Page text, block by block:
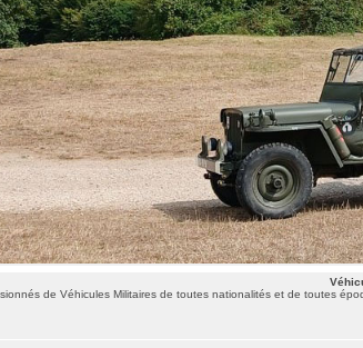
de Véhicules Militaires de toutes nationalités et de toutes